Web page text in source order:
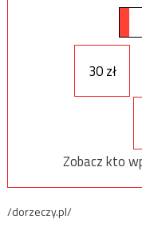
30 zł
Zobacz kto
/dorzeczy.pl/